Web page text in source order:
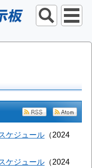
RSS
ケジュール
2024
ケジュール
2024